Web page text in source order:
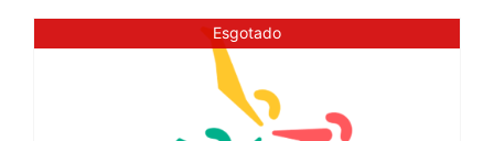
Esgotado